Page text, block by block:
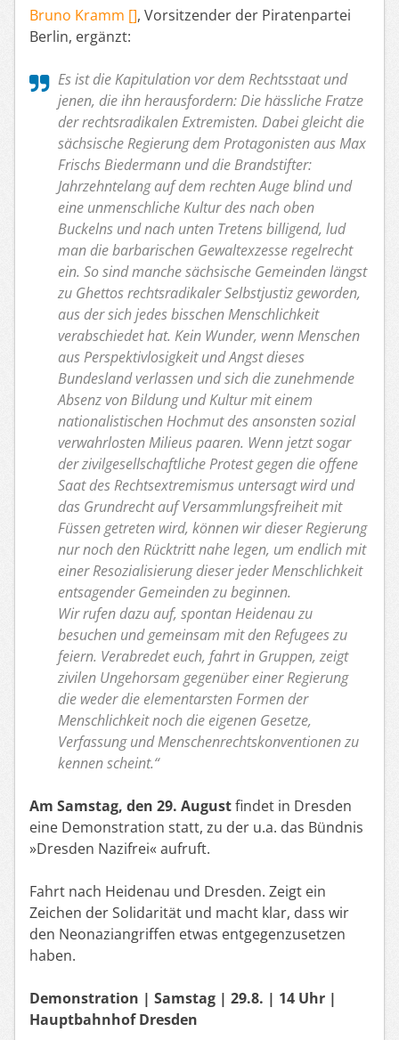
Bruno Kramm [], Vorsitzender der Piratenpartei
Berlin, ergänzt:
Es ist die Kapitulation vor dem Rechtsstaat und
jenen, die ihn herausfordern: Die hässliche Fratze
der rechtsradikalen Extremisten. Dabei gleicht die
sächsische Regierung dem Protagonisten aus Max
Frischs Biedermann und die Brandstifter:
Jahrzehntelang auf dem rechten Auge blind und
eine unmenschliche Kultur des nach oben
Buckelns und nach unten Tretens billigend, lud
man die barbarischen Gewaltexzesse regelrecht
ein. So sind manche sächsische Gemeinden längst
zu Ghettos rechtsradikaler Selbstjustiz geworden,
aus der sich jedes bisschen Menschlichkeit
verabschiedet hat. Kein Wunder, wenn Menschen
aus Perspektivlosigkeit und Angst dieses
Bundesland verlassen und sich die zunehmende
Absenz von Bildung und Kultur mit einem
nationalistischen Hochmut des ansonsten sozial
verwahrlosten Milieus paaren. Wenn jetzt sogar
der zivilgesellschaftliche Protest gegen die offene
Saat des Rechtsextremismus untersagt wird und
das Grundrecht auf Versammlungsfreiheit mit
Füssen getreten wird, können wir dieser Regierung
nur noch den Rücktritt nahe legen, um endlich mit
einer Resozialisierung dieser jeder Menschlichkeit
entsagender Gemeinden zu beginnen.
Wir rufen dazu auf, spontan Heidenau zu
besuchen und gemeinsam mit den Refugees zu
feiern. Verabredet euch, fahrt in Gruppen, zeigt
zivilen Ungehorsam gegenüber einer Regierung
die weder die elementarsten Formen der
Menschlichkeit noch die eigenen Gesetze,
Verfassung und Menschenrechtskonventionen zu
kennen scheint.“
Am Samstag, den 29. Augustfindet in Dresden
eine Demonstration statt, zu der u.a. das Bündnis
»Dresden Nazifrei« aufruft.
Fahrt nach Heidenau und Dresden. Zeigt ein
Zeichen der Solidarität und macht klar, dass wir
den Neonaziangriffen etwas entgegenzusetzen
haben.
Demonstration | Samstag | 29.8. | 14 Uhr |
Hauptbahnhof Dresden